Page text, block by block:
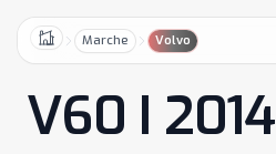
HomeMarche Volvo
V60 I 2014